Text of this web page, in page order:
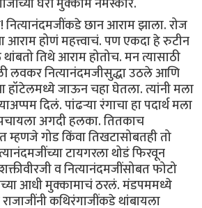
नित्यानंदमजींकडे छान आराम झाला. रोज
आराम होणं महत्त्वाचं. पण एकदा हे रुटीन
तिथे आराम होतोच. मन त्यासाठी
लवकर नित्यानंदमजीसुद्धा उठले आणि
हॉटेलमध्ये जाऊन चहा घेतला. त्यांनी मला
दिलं. पांढर्‍या रंगाचा हा पदार्थ मला
अगदी हलका. तितकाच
म्हणजे गोड किंवा तिखटासोबतही तो
टायगरला थोडं फिरवून
व नित्यानंदमजींसोबत फोटो
आधी मुक्कामाचं ठरलं. मंडपममध्ये
कथिरंगाजींकडे थांबायला